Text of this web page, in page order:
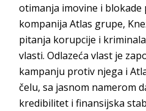
otimanja imovine i blokade
kompanija Atlas grupe,
pitanja korupcije i
vlasti. Odlazeća vlast je
kampanju protiv njega i
čelu, sa jasnom namerom
kredibilitet i finansijska